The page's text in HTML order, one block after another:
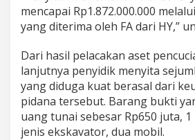
mencapai Rp1.872.000.000
yang diterima oleh FA dari HY,”
Dari hasil pelacakan aset
lanjutnya penyidik menyita
yang diduga kuat berasal dari
pidana tersebut. Barang bukti
uang tunai sebesar Rp650 juta,
jenis ekskavator, dua mobil.